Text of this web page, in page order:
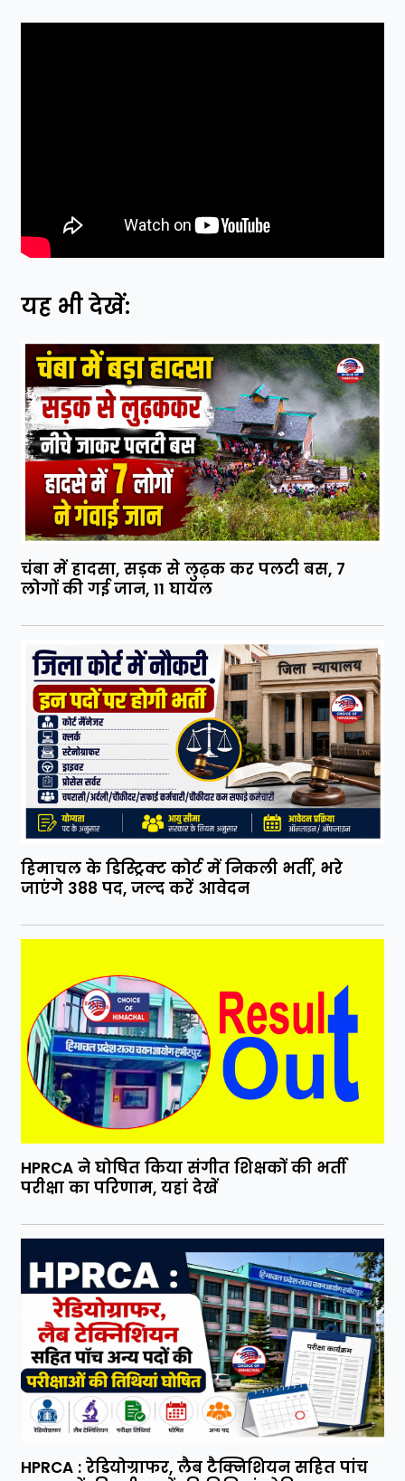
यह भी देखें:
चंबा में हादसा, सड़क से लुढ़क कर पलटी बस, 7
लोगों की गई जान, 11 घायल
हिमाचल के डिस्ट्रिक्ट कोर्ट में निकली भर्ती, भरे
जाएंगे 388 पद, जल्द करें आवेदन
HPRCA ने घोषित किया संगीत शिक्षकों की भर्ती
परीक्षा का परिणाम, यहां देखें
HPRCA : रेडियोग्राफर, लैब टैक्निशियन सहित पांच